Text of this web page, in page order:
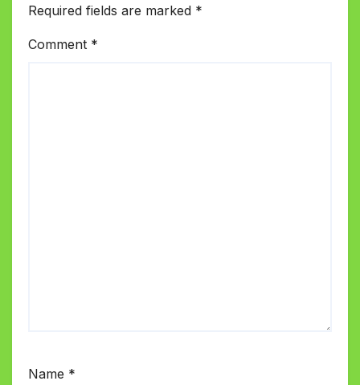
Required fields are marked *
Comment *
Name *